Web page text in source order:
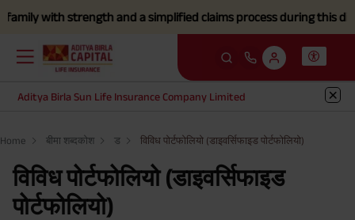
with strength and a simplified claims process during this
Aditya Birla Sun Life Insurance Company Limited
Home बीमा शब्दकोश ड विविध पोर्टफोलियो (डाइवर्सिफाइड पोर्टफोलियो)
विविध पोर्टफोलियो (डाइवर्सिफाइड
पोर्टफोलियो)